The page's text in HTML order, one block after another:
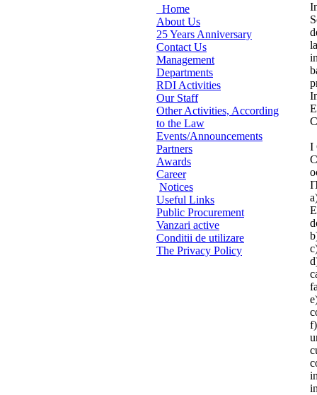
Home
About Us
25 Years Anniversary
Contact Us
Management
Departments
RDI Activities
Our Staff
Other Activities, According
to the Law
Events/Announcements
Partners
Awards
Career
Notices
Useful Links
Public Procurement
Vanzari active
Conditii de utilizare
The Privacy Policy
I